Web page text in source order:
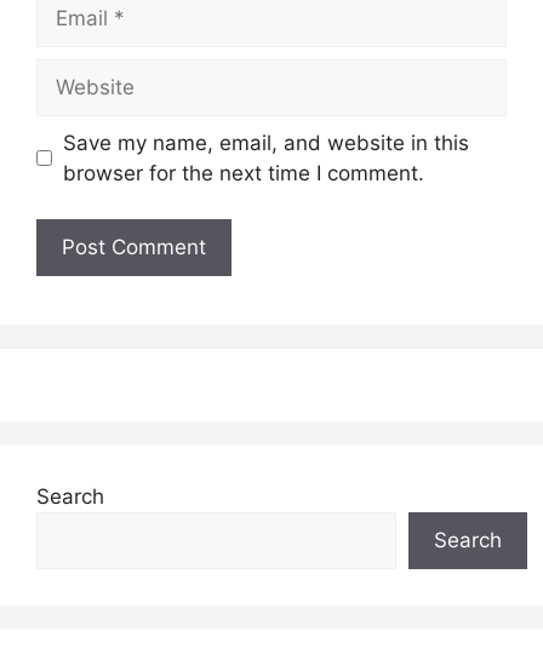
Save my name, email, and website in this
browser for the next time I comment.
Search
Search